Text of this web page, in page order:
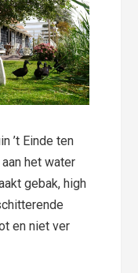
’t Einde ten
het water
gebak, high
en niet ver